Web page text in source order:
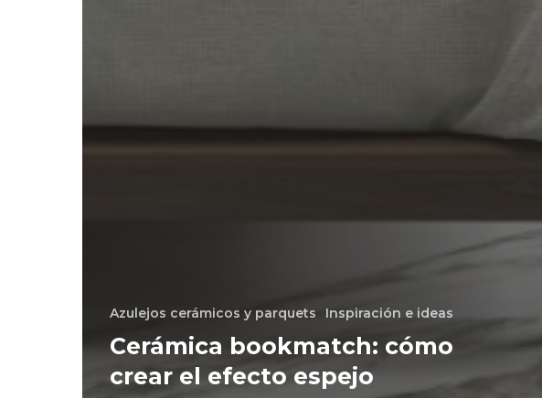
Azulejos cerámicos y parquets Inspiración e ideas
Cerámica bookmatch: cómo
crear el efecto espejo